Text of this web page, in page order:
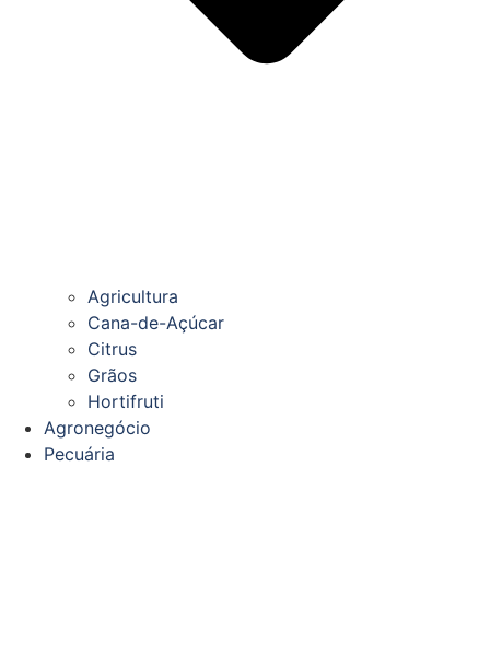
Agricultura
Cana-de-Açúcar
Citrus
Grãos
Hortifruti
Agronegócio
Pecuária